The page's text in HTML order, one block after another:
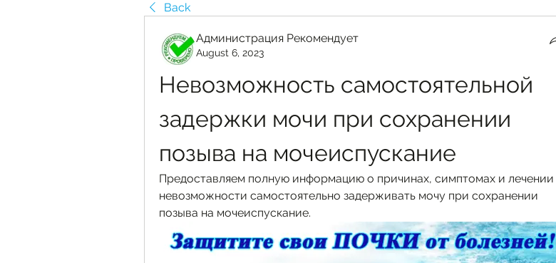
Back
Администрация Рекомендует
August 6, 2023
Невозможность самостоятельной
задержки мочи при сохранении
позыва на мочеиспускание
Предоставляем полную информацию о причинах, симптомах и лечении
невозможности самостоятельно задерживать мочу при сохранении
позыва на мочеиспускание.